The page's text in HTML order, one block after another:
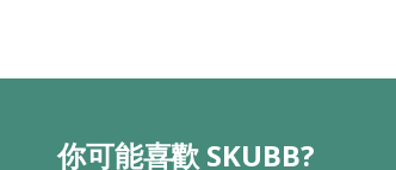
你可能喜歡 SKUBB?